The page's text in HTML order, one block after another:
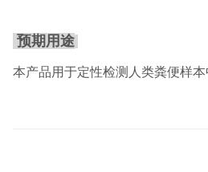
预期用途
本产品用于定性检测人类粪便样本